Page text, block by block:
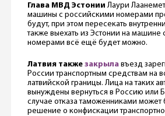
Глава МВД Эстонии Лаури
машины с российскими номерами
будут, при этом пересекать
также выехать из Эстонии на машине
номерами всё ещё будет можно.
Латвия также закрылавъезд
России транспортным средствам на
латвийской границы. Лица на таких
вынуждены вернуться в Россию или
случае отказа таможенниками может
решение о конфискации